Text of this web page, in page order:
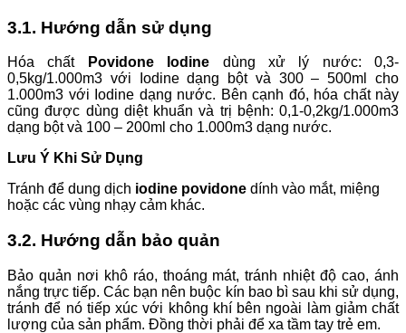
3.1. Hướng dẫn sử dụng
Hóa chất Povidone Iodine dùng xử lý nước: 0,3-
0,5kg/1.000m3 với Iodine dạng bột và 300 – 500ml cho
1.000m3 với Iodine dạng nước. Bên cạnh đó, hóa chất này
cũng được dùng diệt khuẩn và trị bệnh: 0,1-0,2kg/1.000m3
dạng bột và 100 – 200ml cho 1.000m3 dạng nước.
Lưu Ý Khi Sử Dụng
Tránh để dung dịch iodine povidone dính vào mắt, miệng
hoặc các vùng nhạy cảm khác.
3.2. Hướng dẫn bảo quản
Bảo quản nơi khô ráo, thoáng mát, tránh nhiệt độ cao, ánh
nắng trực tiếp. Các bạn nên buộc kín bao bì sau khi sử dụng,
tránh để nó tiếp xúc với không khí bên ngoài làm giảm chất
lượng của sản phẩm. Đồng thời phải để xa tầm tay trẻ em.